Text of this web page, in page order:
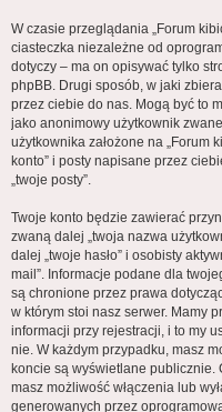
W czasie przeglądania „Forum
ciasteczka niezależne od
dotyczy – ma on opisywać tylko
phpBB. Drugi sposób, w jaki
przez ciebie do nas. Mogą być to
jako anonimowy użytkownik
użytkownika założone na „Forum
konto” i posty napisane przez
„twoje posty”.
Twoje konto będzie zawierać
zwaną dalej „twoja nazwa
dalej „twoje hasło” i osobisty
mail”. Informacje podane dla
są chronione przez prawa
w którym stoi nasz serwer. Mamy
informacji przy rejestracji, i to my
nie. W każdym przypadku, masz
koncie są wyświetlane
masz możliwość włączenia lub
generowanych przez